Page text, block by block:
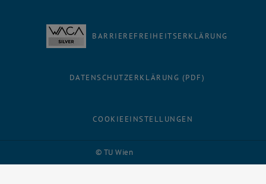
© TU Wien
BARRIEREFREIHEITSERKLÄRUNG
DATENSCHUTZERKLÄRUNG (PDF)
COOKIEEINSTELLUNGEN